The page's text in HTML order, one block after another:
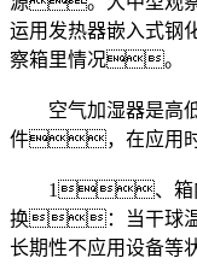
运用发热器嵌入式
察箱里情况。
空气加湿器是高低
件，在应用时
1、箱内的
换：当干球
长期性不应用设备